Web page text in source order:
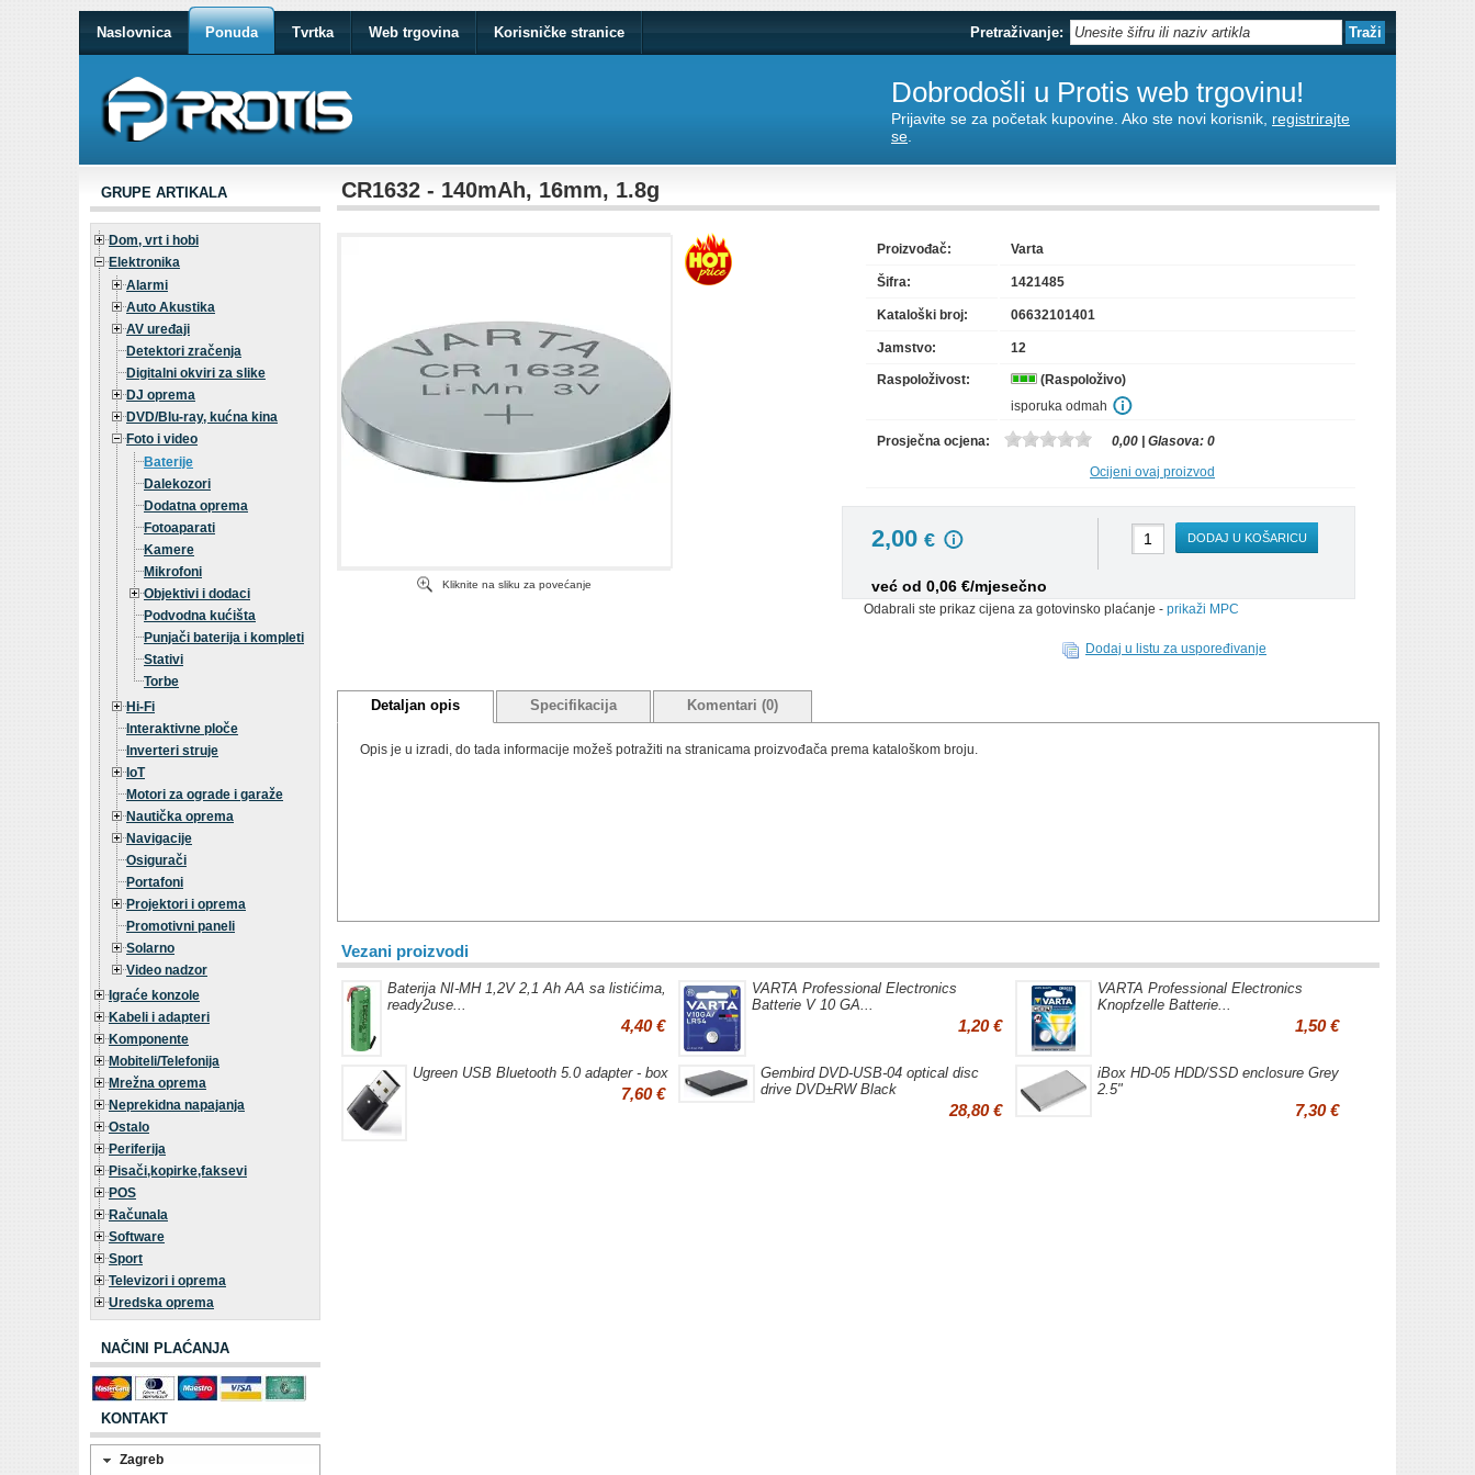
Naslovnica Ponuda Tvrtka Web trgovina Korisničke stranice Pretraživanje:
Dobrodošli u Protis web trgovinu!
Prijavite se za početak kupovine. Ako ste novi korisnik, registrirajte
se
GRUPE ARTIKALA
Dom, vrt i hobi
Elektronika
Alarmi
Auto Akustika
AV uređaji
Detektori zračenja
Digitalni okviri za slike
DJ oprema
DVD/Blu-ray, kućna kina
Foto i video
Baterije
Dalekozori
Dodatna oprema
Fotoaparati
Kamere
Mikrofoni
Objektivi i dodaci
Podvodna kućišta
Punjači baterija i kompleti
Stativi
Torbe
Hi-Fi
Interaktivne ploče
Inverteri struje
IoT
Motori za ograde i garaže
Nautička oprema
Navigacije
Osigurači
Portafoni
Projektori i oprema
Promotivni paneli
Solarno
Video nadzor
Igraće konzole
Kabeli i adapteri
Komponente
Mobiteli/Telefonija
Mrežna oprema
Neprekidna napajanja
Ostalo
Periferija
Pisači,kopirke,faksevi
POS
Računala
Software
Sport
Televizori i oprema
Uredska oprema
NAČINI PLAĆANJA
KONTAKT
Zagreb
CR1632 - 140mAh, 16mm, 1.8g
Kliknite na sliku za povećanje
Proizvođač: Varta
Šifra: 1421485
Kataloški broj: 06632101401
Jamstvo: 12
Raspoloživost:
(Raspoloživo)
isporuka odmah
Prosječna ocjena: 0,00 | Glasova: 0
Ocijeni ovaj proizvod
2,00 €
već od 0,06 €/mjesečno
DODAJ U KOŠARICU
Odabrali ste prikaz cijena za gotovinsko plaćanje - prikaži MPC
Dodaj u listu za uspoređivanje
Detaljan opis Specifikacija Komentari (0)
Opis je u izradi, do tada informacije možeš potražiti na stranicama proizvođača prema kataloškom broju.
Vezani proizvodi
Baterija NI-MH 1,2V 2,1 Ah AA sa listićima,
ready2use...
4,40 €
VARTA Professional Electronics
Batterie V 10 GA...
1,20 €
VARTA Professional Electronics
Knopfzelle Batterie...
1,50 €
Ugreen USB Bluetooth 5.0 adapter - box
7,60 €
Gembird DVD-USB-04 optical disc
drive DVD±RW Black
28,80 €
iBox HD-05 HDD/SSD enclosure Grey
2.5"
7,30 €